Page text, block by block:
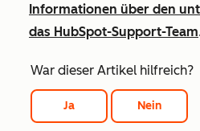
Informationen über den
das HubSpot-Support-Team
War dieser Artikel hilfreich?
Ja Nein